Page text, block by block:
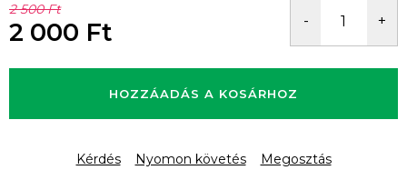
2 500 Ft
2 000 Ft
HOZZÁADÁS A KOSÁRHOZ
Kérdés Nyomon követés Megosztás